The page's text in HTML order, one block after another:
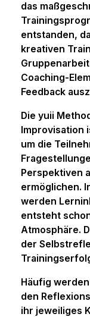
das
entstanden,
kreativen
Coaching-
Feedback
Die yuii
Improvisation
um die
Perspektiven
ermöglichen.
werden
entsteht
Atmosphäre.
der
Häufig
den
ihr jeweiliges